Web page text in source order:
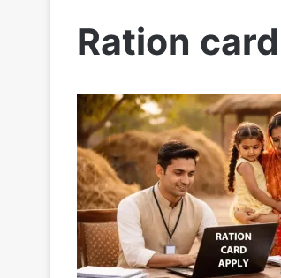
Ration card